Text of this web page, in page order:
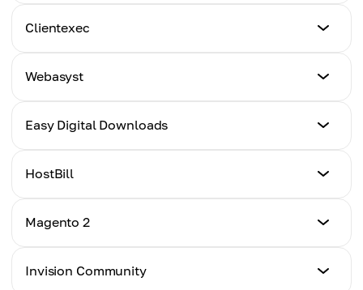
Poradnik
Clientexec
Poradnik
Webasyst
Poradnik
Easy Digital Downloads
Poradnik
HostBill
Poradnik
Magento 2
Poradnik
Invision Community